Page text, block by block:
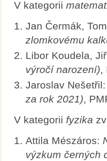
V kategorii
Jan Čermák,
zlomkovému
Libor Koudela,
výročí narození),
Jaroslav
za rok 2021),
V kategorii fyzika
Attila Mészáros:
výzkum černých